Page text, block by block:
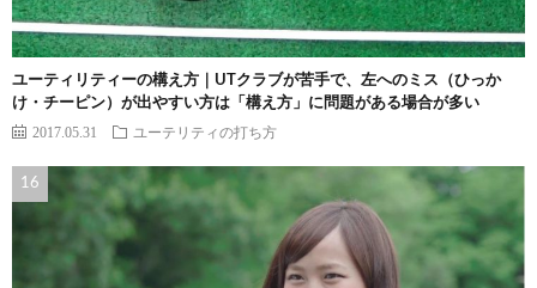
ユーティリティーの構え方｜UTクラブが苦手で、左へのミス（ひっか
け・チーピン）が出やすい方は「構え方」に問題がある場合が多い
2017.05.31 ユーテリティの打ち方